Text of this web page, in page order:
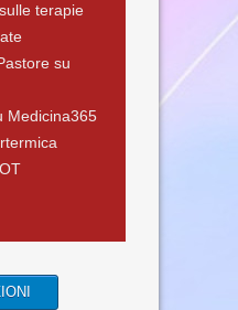
terapie
su
Medicina365